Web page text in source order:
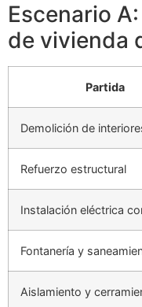
Escenario
de vivienda
Partida
Demolición de
Refuerzo estructural
Instalación eléctrica
Fontanería y
Aislamiento y